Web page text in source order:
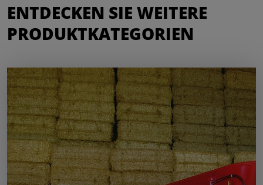
ENTDECKEN SIE WEITERE
PRODUKTKATEGORIEN